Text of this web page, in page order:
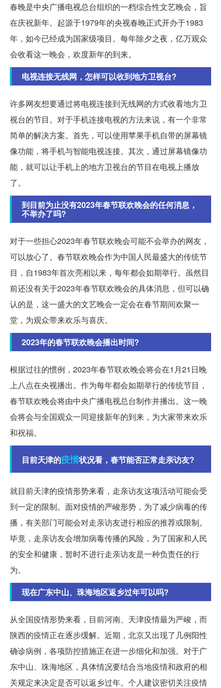
春晚是中央广播电视总台组织的一档综合性文艺晚会，旨
在庆祝新年。起源于1979年的央视春晚正式开办于1983
年，如今已经成为国家级项目。每年除夕之夜，亿万观众
会收看这一晚会，欢度新年的到来。
电视连接无线网，怎样可以收到地方卫视台?
许多网友想要通过将电视连接到无线网的方式收看地方卫
视台的节目。对于手机连接电视的方法来说，有一个非常
简单的解决方案。首先，可以使用苹果手机自带的屏幕镜
像功能，将手机与智能电视连接。其次，通过屏幕镜像功
能，就可以让手机上的地方卫视台的节目在电视上播放
了。
到目前为止没有2023年春节联欢晚会的任何消息，
不举办了吗?
对于一些担心2023年春节联欢晚会可能不会举办的网友，
可以放心了。春节联欢晚会作为中国人民最盛大的传统节
目，自1983年首次亮相以来，每年都会如期举行。虽然目
前还没有关于2023年春节联欢晚会的具体消息，但可以确
认的是，这一盛大的文艺晚会一定会在春节期间欢聚一
堂，为观众带来欢乐与喜庆。
2023年的春节联欢晚会播出时间?
根据过往的惯例，2023年春节联欢晚会将会在1月21日晚
上八点在央视播出。作为每年都会如期举行的传统节目，
春节联欢晚会将由中央广播电视总台制作并播出。这一晚
会将会与全国观众一同迎接新年的到来，为大家带来欢乐
和祝福。
目前天津的疫情状况看，春节能否正常走亲访友?
就目前天津的疫情形势来看，走亲访友这项活动可能会受
到一定的限制。面对疫情的严峻形势，为了减少病毒的传
播，有关部门可能会对走亲访友进行相应的推荐或限制。
毕竟，走亲访友会增加病毒传播的风险，为了国家和人民
的安全和健康，暂时不进行走亲访友是一种负责任的行
为。
现在广东中山、珠海地区返乡过年可以吗?
从全国疫情形势来看，目前河南、天津疫情最为严峻，而
陕西的疫情正在逐步缓解。近期，北京又出现了几例阳性
确诊病例，各项防控措施正在进一步细化和加强。对于广
东中山、珠海地区，具体情况要结合当地疫情和政府的相
关规定来决定是否可以返乡过年。个人建议密切关注疫情